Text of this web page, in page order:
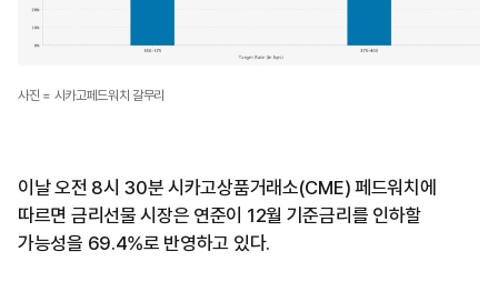
사진 = 시카고페드워치 갈무리
이날 오전 8시 30분 시카고상품거래소(CME) 페드워치에
따르면 금리선물 시장은 연준이 12월 기준금리를 인하할
가능성을 69.4%로 반영하고 있다.